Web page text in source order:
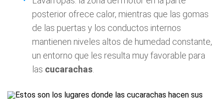
posterior ofrece calor, mientras que las gomas
de las puertas y los conductos internos
mantienen niveles altos de humedad constante,
un entorno que les resulta muy favorable para
las cucarachas